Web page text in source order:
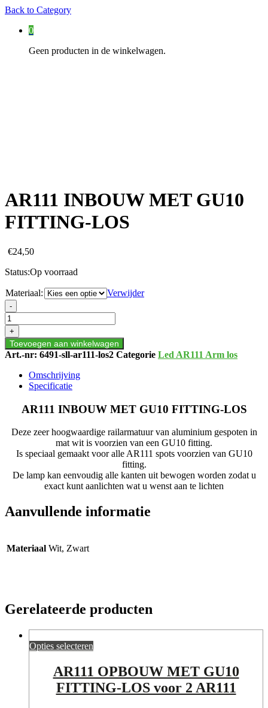
Back to Category
0
Geen producten in de winkelwagen.
AR111 INBOUW MET GU10
FITTING-LOS
€24,50
Status:Op voorraad
Materiaal:
Verwijder
AR111
INBOUW
MET
GU10
FITTING-
LOS
-
+
Toevoegen aan winkelwagen
Art.-nr: 6491-sll-ar111-los2 Categorie Led AR111 Arm los
Omschrijving
Specificatie
AR111 INBOUW MET GU10 FITTING-LOS
Deze zeer hoogwaardige railarmatuur van aluminium gespoten in
mat wit is voorzien van een GU10 fitting.
Is speciaal gemaakt voor alle AR111 spots voorzien van GU10
fitting.
De lamp kan eenvoudig alle kanten uit bewogen worden zodat u
exact kunt aanlichten wat u wenst aan te lichten
Aanvullende informatie
Materiaal Wit, Zwart
Gerelateerde producten
Opties selecteren
AR111 OPBOUW MET GU10
FITTING-LOS voor 2 AR111